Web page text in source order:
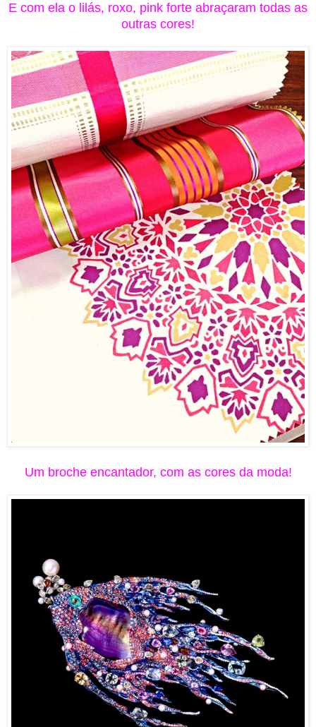
E com ela o lilás, roxo, pink forte abraçaram todas as
outras cores!
Um broche encantador, com as cores da moda!